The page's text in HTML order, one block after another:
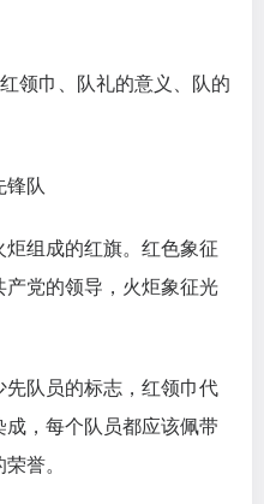
领巾、队礼的意义、队的
锋队
组成的红旗。红色象征
党的领导，火炬象征光
队员的标志，红领巾代
，每个队员都应该佩带
誉。